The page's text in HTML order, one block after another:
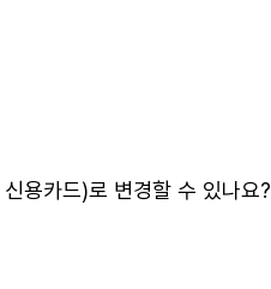
용카드)로 변경할 수 있나요?